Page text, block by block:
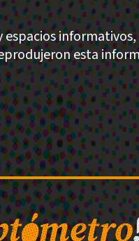
espacios
esta